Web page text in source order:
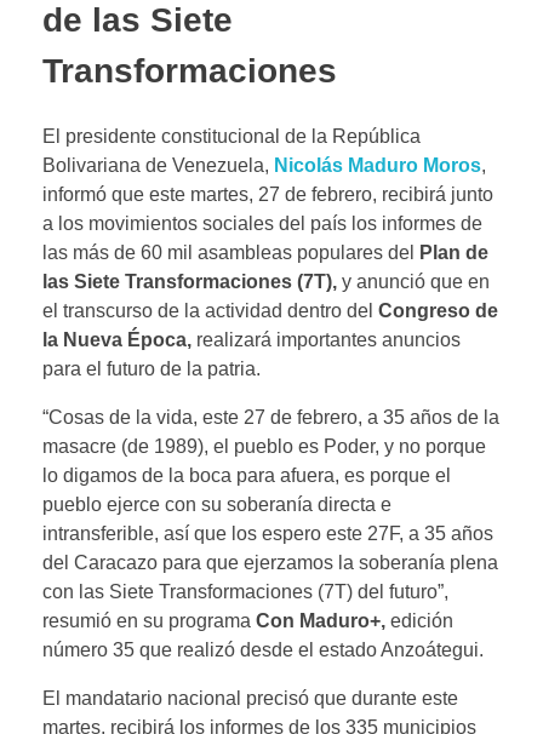
de las Siete
Transformaciones
El presidente constitucional de la República
Bolivariana de Venezuela, Nicolás Maduro Moros,
informó que este martes, 27 de febrero, recibirá junto
a los movimientos sociales del país los informes de
las más de 60 mil asambleas populares del
Plan de
las Siete Transformaciones (7T), y anunció que en
el transcurso de la actividad dentro del Congreso de
la Nueva Época, realizará importantes anuncios
para el futuro de la patria.
“Cosas de la vida, este 27 de febrero, a 35 años de la
masacre (de 1989), el pueblo es Poder, y no porque
lo digamos de la boca para afuera, es porque el
pueblo ejerce con su soberanía directa e
intransferible, así que los espero este 27F, a 35 años
del Caracazo para que ejerzamos la soberanía plena
con las Siete Transformaciones (7T) del futuro”,
resumió en su programa Con Maduro+, edición
número 35 que realizó desde el estado Anzoátegui.
El mandatario nacional precisó que durante este
martes, recibirá los informes de los 335 municipios